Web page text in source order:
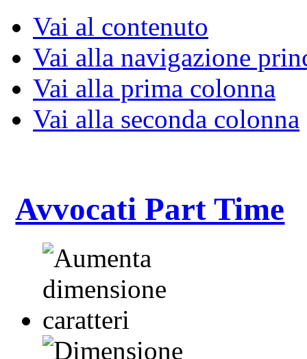
Vai al contenuto
Vai alla navigazione
Vai alla prima colonna
Vai alla seconda colonna
Avvocati Part Time